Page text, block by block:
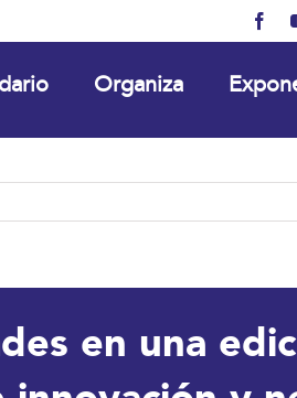
Organiza
en una